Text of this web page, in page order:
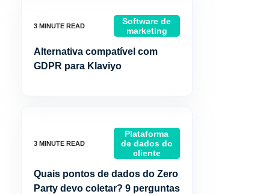
Software de
marketing
Alternativa compatível com
GDPR para Klaviyo
Plataforma
de dados do
cliente
Quais pontos de dados do Zero
Party devo coletar? 9 perguntas